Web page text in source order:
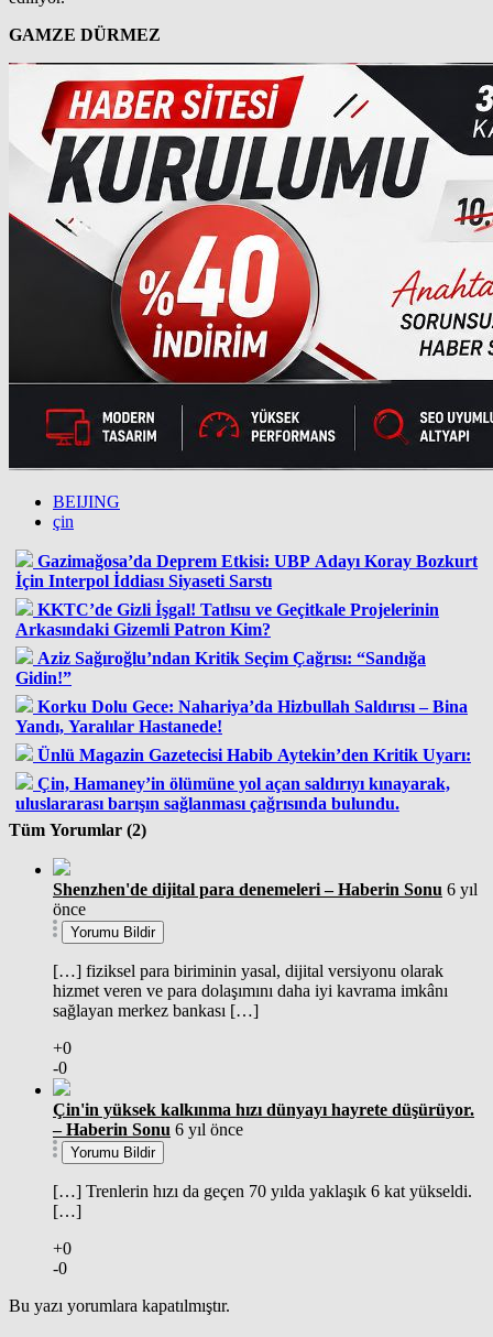
GAMZE DÜRMEZ
BEIJING
çin
Gazimağosa’da Deprem Etkisi: UBP Adayı Koray Bozkurt
İçin Interpol İddiası Siyaseti Sarstı
KKTC’de Gizli İşgal! Tatlısu ve Geçitkale Projelerinin
Arkasındaki Gizemli Patron Kim?
Aziz Sağıroğlu’ndan Kritik Seçim Çağrısı: “Sandığa
Gidin!”
Korku Dolu Gece: Nahariya’da Hizbullah Saldırısı – Bina
Yandı, Yaralılar Hastanede!
Ünlü Magazin Gazetecisi Habib Aytekin’den Kritik Uyarı:
Çin, Hamaney’in ölümüne yol açan saldırıyı kınayarak,
uluslararası barışın sağlanması çağrısında bulundu.
Tüm Yorumlar (2)
Shenzhen'de dijital para denemeleri – Haberin Sonu 6 yıl
önce
Yorumu Bildir
[…] fiziksel para biriminin yasal, dijital versiyonu olarak
hizmet veren ve para dolaşımını daha iyi kavrama imkânı
sağlayan merkez bankası […]
+0
-0
Çin'in yüksek kalkınma hızı dünyayı hayrete düşürüyor.
– Haberin Sonu 6 yıl önce
Yorumu Bildir
[…] Trenlerin hızı da geçen 70 yılda yaklaşık 6 kat yükseldi.
[…]
+0
-0
Bu yazı yorumlara kapatılmıştır.